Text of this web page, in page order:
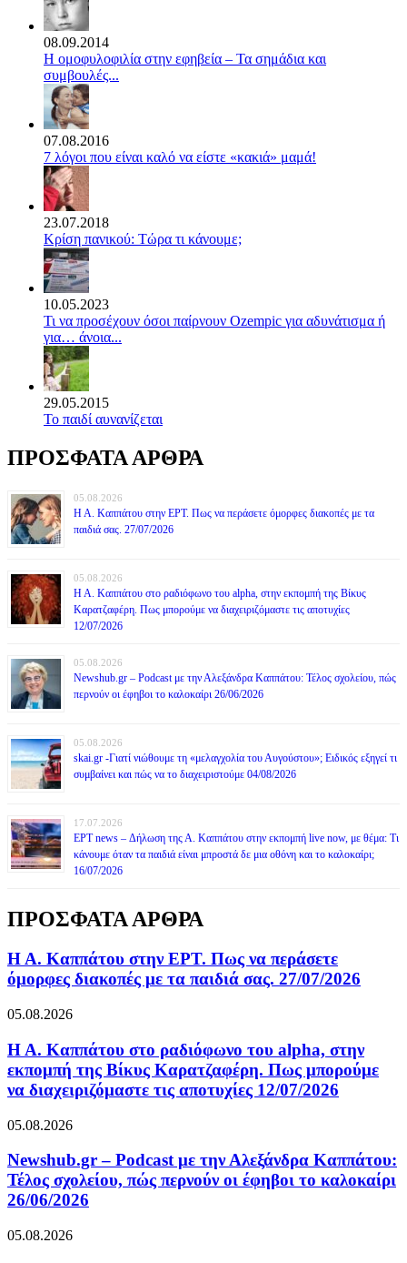
08.09.2014
Η ομοφυλοφιλία στην εφηβεία – Τα σημάδια και
συμβουλές...
07.08.2016
7 λόγοι που είναι καλό να είστε «κακιά» μαμά!
23.07.2018
Κρίση πανικού: Τώρα τι κάνουμε;
10.05.2023
Τι να προσέχουν όσοι παίρνουν Ozempic για αδυνάτισμα ή
για… άνοια...
29.05.2015
Το παιδί αυνανίζεται
ΠΡΟΣΦΑΤΑ ΑΡΘΡΑ
05.08.2026
Η Α. Καππάτου στην ΕΡΤ. Πως να περάσετε όμορφες διακοπές με τα
παιδιά σας. 27/07/2026
05.08.2026
Η Α. Καππάτου στο ραδιόφωνο του alpha, στην εκπομπή της Βίκυς
Καρατζαφέρη. Πως μπορούμε να διαχειριζόμαστε τις αποτυχίες
12/07/2026
05.08.2026
Newshub.gr – Podcast με την Αλεξάνδρα Καππάτου: Τέλος σχολείου, πώς
περνούν οι έφηβοι το καλοκαίρι 26/06/2026
05.08.2026
skai.gr -Γιατί νιώθουμε τη «μελαγχολία του Αυγούστου»; Ειδικός εξηγεί τι
συμβαίνει και πώς να το διαχειριστούμε 04/08/2026
17.07.2026
ΕΡΤ news – Δήλωση της Α. Καππάτου στην εκπομπή live now, με θέμα: Τι
κάνουμε όταν τα παιδιά είναι μπροστά δε μια οθόνη και το καλοκαίρι;
16/07/2026
ΠΡΟΣΦΑΤΑ ΑΡΘΡΑ
Η Α. Καππάτου στην ΕΡΤ. Πως να περάσετε
όμορφες διακοπές με τα παιδιά σας. 27/07/2026
05.08.2026
Η Α. Καππάτου στο ραδιόφωνο του alpha, στην
εκπομπή της Βίκυς Καρατζαφέρη. Πως μπορούμε
να διαχειριζόμαστε τις αποτυχίες 12/07/2026
05.08.2026
Newshub.gr – Podcast με την Αλεξάνδρα Καππάτου:
Τέλος σχολείου, πώς περνούν οι έφηβοι το καλοκαίρι
26/06/2026
05.08.2026